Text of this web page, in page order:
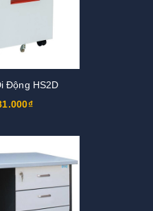
Động HS2D